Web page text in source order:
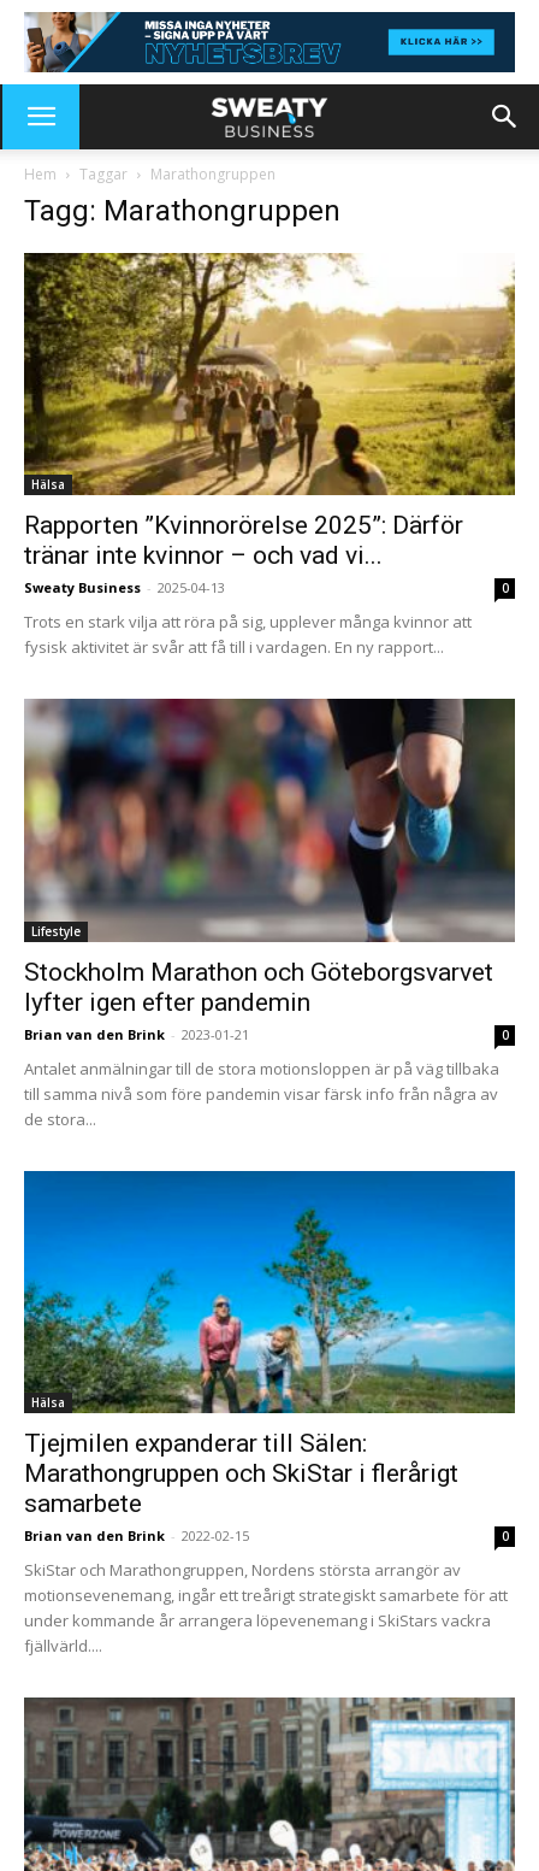
Hem Taggar Marathongruppen
Tagg: Marathongruppen
Hälsa
Rapporten ”Kvinnorörelse 2025”: Därför
tränar inte kvinnor – och vad vi...
Sweaty Business - 2025-04-13 0
Trots en stark vilja att röra på sig, upplever många kvinnor att
fysisk aktivitet är svår att få till i vardagen. En ny rapport...
Lifestyle
Stockholm Marathon och Göteborgsvarvet
lyfter igen efter pandemin
Brian van den Brink - 2023-01-21 0
Antalet anmälningar till de stora motionsloppen är på väg tillbaka
till samma nivå som före pandemin visar färsk info från några av
de stora...
Hälsa
Tjejmilen expanderar till Sälen:
Marathongruppen och SkiStar i flerårigt
samarbete
Brian van den Brink - 2022-02-15 0
SkiStar och Marathongruppen, Nordens största arrangör av
motionsevenemang, ingår ett treårigt strategiskt samarbete för att
under kommande år arrangera löpevenemang i SkiStars vackra
fjällvärld....